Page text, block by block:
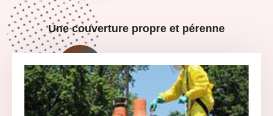
Une couverture propre et pérenne